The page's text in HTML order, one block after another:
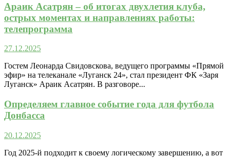
Араик Асатрян – об итогах двухлетия клуба,
острых моментах и направлениях работы:
телепрограмма
27.12.2025
Гостем Леонарда Свидовскова, ведущего программы «Прямой
эфир» на телеканале «Луганск 24», стал президент ФК «Заря
Луганск» Араик Асатрян. В разговоре...
Определяем главное событие года для футбола
Донбасса
20.12.2025
Год 2025-й подходит к своему логическому завершению, а вот